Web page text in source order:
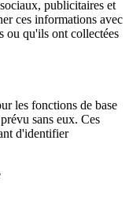
publicitaires et
ces informations avec
ou qu'ils ont collectées
les fonctions de base
sans eux. Ces
d'identifier